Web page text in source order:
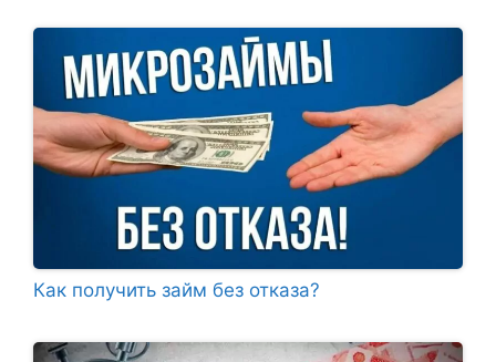
Как получить займ без отказа?